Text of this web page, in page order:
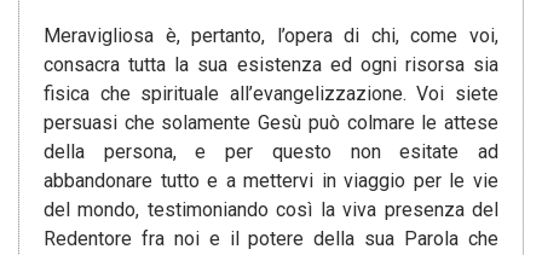
Meravigliosa è, pertanto, l’opera di chi, come voi,
consacra tutta la sua esistenza ed ogni risorsa sia
fisica che spirituale all’evangelizzazione. Voi siete
persuasi che solamente Gesù può colmare le attese
della persona, e per questo non esitate ad
abbandonare tutto e a mettervi in viaggio per le vie
del mondo, testimoniando così la viva presenza del
Redentore fra noi e il potere della sua Parola che